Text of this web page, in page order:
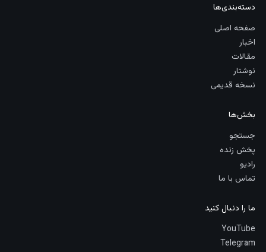
دسته‌بندی‌ها
صفحه اصلی
اخبار
مقالات
نوشتار
نسخه قدیمی
بخش‌ها
جستجو
پخش زنده
رادیو
تماس با ما
ما را دنبال کنید
YouTube
Telegram